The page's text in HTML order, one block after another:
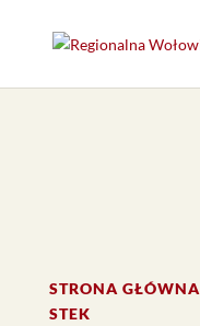
STRONA GŁÓWNA
STEK